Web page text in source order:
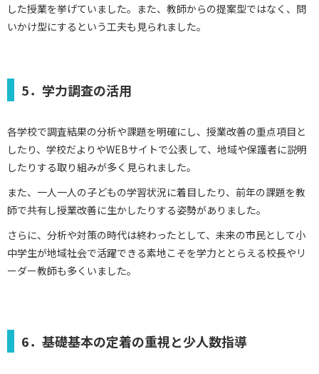
した授業を挙げていました。また、教師からの提案型ではなく、問
いかけ型にするという工夫も見られました。
5．学力調査の活用
各学校で調査結果の分析や課題を明確にし、授業改善の重点項目と
したり、学校だよりやWEBサイトで公表して、地域や保護者に説明
したりする取り組みが多く見られました。
また、一人一人の子どもの学習状況に着目したり、前年の課題を教
師で共有し授業改善に生かしたりする姿勢がありました。
さらに、分析や対策の時代は終わったとして、未来の市民として小
中学生が地域社会で活躍できる素地こそを学力ととらえる校長やリ
ーダー教師も多くいました。
6．基礎基本の定着の重視と少人数指導